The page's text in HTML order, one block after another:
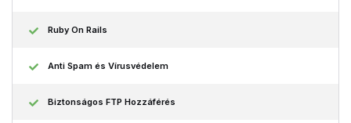
Ruby On Rails
Anti Spam és Vírusvédelem
Biztonságos FTP Hozzáférés